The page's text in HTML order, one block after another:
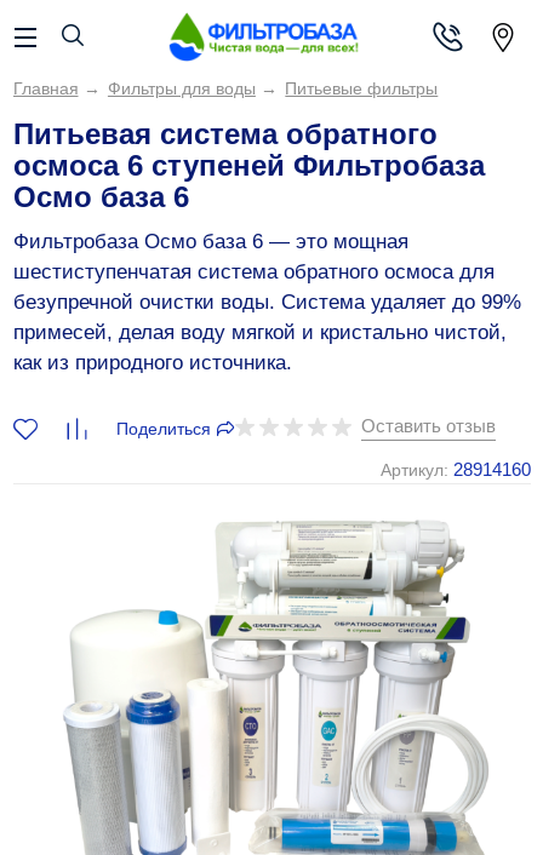
Главная → Фильтры для воды → Питьевые фильтры
Питьевая система обратного
осмоса 6 ступеней Фильтробаза
Осмо база 6
Фильтробаза Осмо база 6 — это мощная
шестиступенчатая система обратного осмоса для
безупречной очистки воды. Система удаляет до 99%
примесей, делая воду мягкой и кристально чистой,
как из природного источника.
Оставить отзыв
Артикул: 28914160
Поделиться